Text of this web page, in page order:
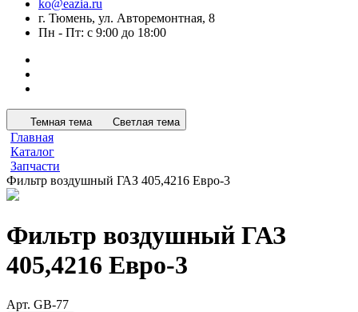
ko@eazia.ru
г. Тюмень, ул. Авторемонтная, 8
Пн - Пт: с 9:00 до 18:00
Темная тема Светлая тема
Главная
Каталог
Запчасти
Фильтр воздушный ГАЗ 405,4216 Евро-3
Фильтр воздушный ГАЗ
405,4216 Евро-3
Арт. GB-77